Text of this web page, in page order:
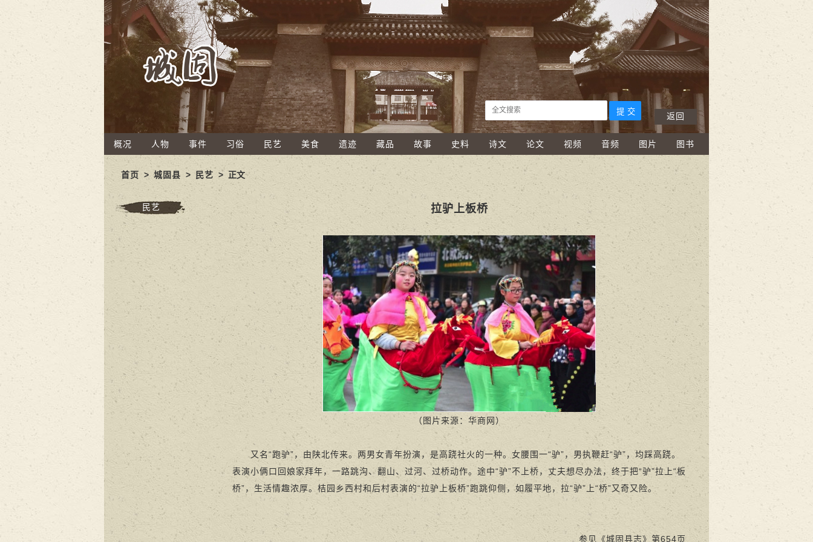
概况 人物 事件 习俗 民艺 美食 遗迹 藏品 故事 史料 诗文 论文 视频 音频 图片 图书
返回
首页 >城固县 > 民艺 > 正文
民艺 拉驴上板桥
（图片来源：华商网）
又名“跑驴”，由陕北传来。两男女青年扮演，是高跷社火的一种。女腰围一“驴”，男执鞭赶“驴”，均踩高跷。
表演小俩口回娘家拜年，一路跳沟、翻山、过河、过桥动作。途中“驴”不上桥，丈夫想尽办法，终于把“驴”拉上“板
桥”，生活情趣浓厚。桔园乡西村和后村表演的“拉驴上板桥”跑跳仰侧，如履平地，拉“驴”上“桥”又奇又险。
参见《城固县志》第654页